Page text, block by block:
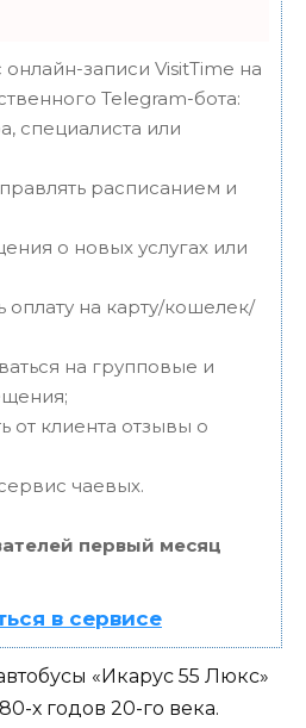
записи VisitTime на
Telegram-бота:
специалиста или
расписанием и
о новых услугах или
на карту/кошелек/
на групповые и
от клиента отзывы о
чаевых.
первый месяц
в сервисе
«Икарус 55 Люкс»
х годов 20-го века.